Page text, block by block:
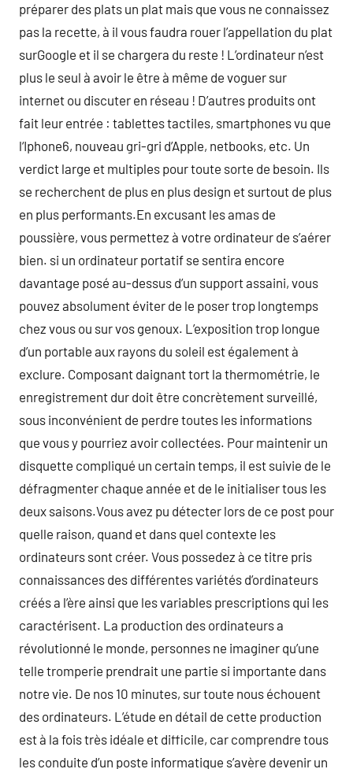
préparer des plats un plat mais que vous ne connaissez
pas la recette, à il vous faudra rouer l’appellation du plat
surGoogle et il se chargera du reste ! L’ordinateur n’est
plus le seul à avoir le être à même de voguer sur
internet ou discuter en réseau ! D’autres produits ont
fait leur entrée : tablettes tactiles, smartphones vu que
l‘Iphone6, nouveau gri-gri d’Apple, netbooks, etc. Un
verdict large et multiples pour toute sorte de besoin. Ils
se recherchent de plus en plus design et surtout de plus
en plus performants.En excusant les amas de
poussière, vous permettez à votre ordinateur de s’aérer
bien. si un ordinateur portatif se sentira encore
davantage posé au-dessus d’un support assaini, vous
pouvez absolument éviter de le poser trop longtemps
chez vous ou sur vos genoux. L’exposition trop longue
d’un portable aux rayons du soleil est également à
exclure. Composant daignant tort la thermométrie, le
enregistrement dur doit être concrètement surveillé,
sous inconvénient de perdre toutes les informations
que vous y pourriez avoir collectées. Pour maintenir un
disquette compliqué un certain temps, il est suivie de le
défragmenter chaque année et de le initialiser tous les
deux saisons.Vous avez pu détecter lors de ce post pour
quelle raison, quand et dans quel contexte les
ordinateurs sont créer. Vous possedez à ce titre pris
connaissances des différentes variétés d’ordinateurs
créés a l’ère ainsi que les variables prescriptions qui les
caractérisent. La production des ordinateurs a
révolutionné le monde, personnes ne imaginer qu’une
telle tromperie prendrait une partie si importante dans
notre vie. De nos 10 minutes, sur toute nous échouent
des ordinateurs. L’étude en détail de cette production
est à la fois très idéale et difficile, car comprendre tous
les conduite d’un poste informatique s’avère devenir un